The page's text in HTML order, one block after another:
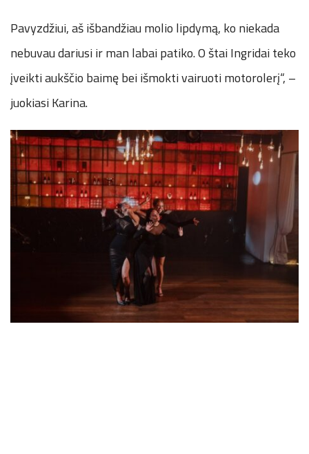
Pavyzdžiui, aš išbandžiau molio lipdymą, ko niekada
nebuvau dariusi ir man labai patiko. O štai Ingridai teko
įveikti aukščio baimę bei išmokti vairuoti motorolerį“, –
juokiasi Karina.